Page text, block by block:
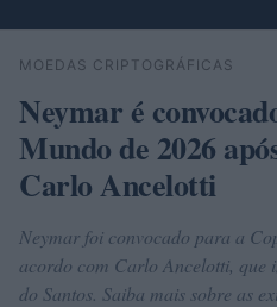
Buscar
MOEDAS CRIPTOGRÁFICAS
Neymar é
Mundo de 2026
Carlo Ancelotti
Neymar foi convocado para a
acordo com Carlo Ancelotti, que
do Santos. Saiba mais sobre as